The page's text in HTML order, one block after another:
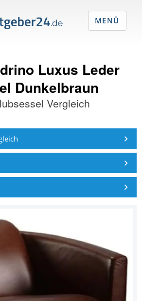
Luxus Leder
Dunkelbraun
Vergleich
MENÜ